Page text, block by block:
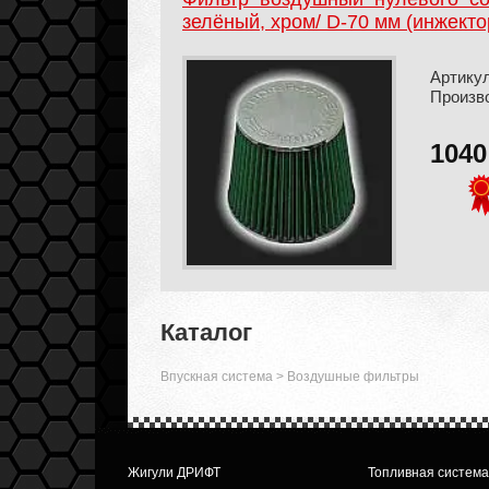
зелёный, хром/ D-70 мм
1040
Каталог
Впускная система > Воздушные фильтры
Жигули ДРИФТ Топливная система